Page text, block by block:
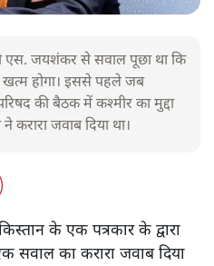
एस. जयशंकर से सवाल पूछा था कि
होगा। इससे पहले जब
की बैठक में कश्मीर का मुद्दा
करारा जवाब दिया था।
के एक पत्रकार के द्वारा
का करारा जवाब दिया